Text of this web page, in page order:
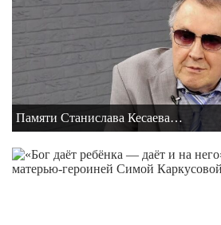
Памяти Станислава Кесаева…